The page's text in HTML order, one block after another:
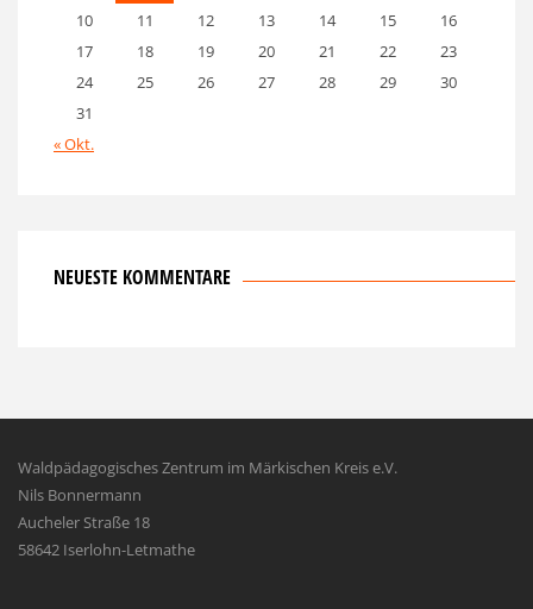
10
11 12 13 14 15
16
17
18 19 20 21 22
23
24
25 26 27 28 29
30
31
« Okt.
NEUESTE KOMMENTARE
Waldpädagogisches Zentrum im Märkischen Kreis e.V.
Nils Bonnermann
Aucheler Straße 18
58642 Iserlohn-Letmathe